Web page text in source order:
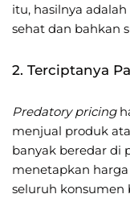
itu, hasilnya
sehat dan bahkan
2. Terciptanya
Predatory pricing
menjual produk
banyak beredar di
menetapkan
seluruh konsumen